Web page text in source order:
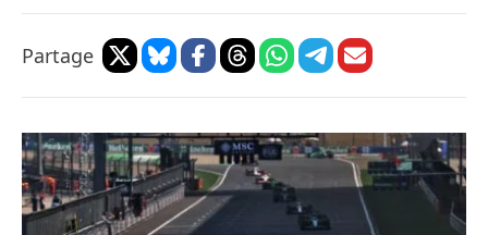
Partage